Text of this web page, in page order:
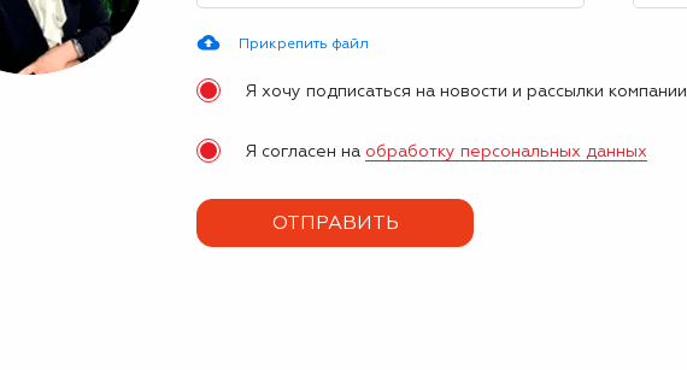
Прикрепить файл
Я хочу подписаться на новости и рассылки компании
Я согласен на обработку персональных данных